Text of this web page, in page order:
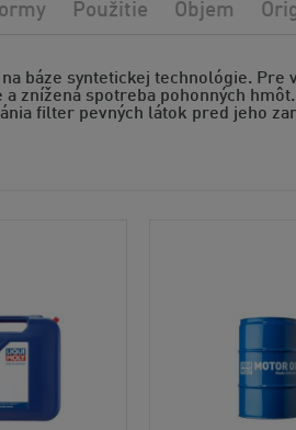
báze syntetickej technológie.
znížená spotreba pohonných
filter pevných látok pred jeho
Použitie Objem